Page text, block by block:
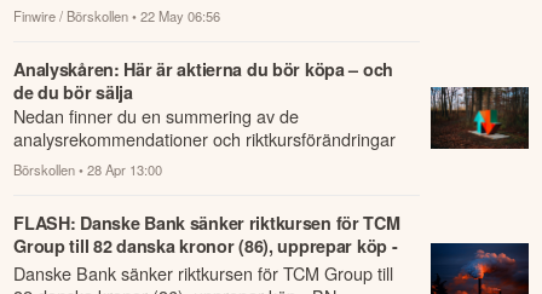
Finwire / Börskollen • 22 May 06:56
Analyskåren: Här är aktierna du bör köpa – och
de du bör sälja
Nedan finner du en summering av de
analysrekommendationer och riktkursförändringar
som har rapporterats om idag den 28 april.
Börskollen • 28 Apr 13:00
FLASH: Danske Bank sänker riktkursen för TCM
Group till 82 danska kronor (86), upprepar köp -
BN
Danske Bank sänker riktkursen för TCM Group till